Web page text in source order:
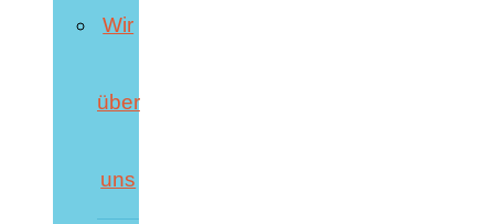
Wir
über
uns